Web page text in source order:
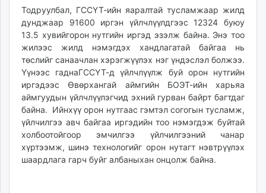
mglradio.com
fact.mn
itoim.mn
tumen.mn
shuum.mn
times.mn
tvmongolia.mn
mass.mn
unegui.mn
assa.mn
toim.mn
Тодруулбал, ГССҮТ-ийн яаралтай тусламжаар жилд
дунджаар 91600 иргэн үйлчлүүлдгээс 12324 буюу
13.5 хувийгорон нутгийн иргэд эзэлж байна. Энэ тоо
жилээс жилд нэмэгдэх хандлагатай байгаа нь
төслийг санаачлан хэрэгжүүлэх нэг үндэслэл болжээ.
Үүнээс гаднаГССҮТ-д үйлчлүүлж буй орон нутгийн
иргэдээс Өвөрхангай аймгийн БОЭТ-ийн харьяа
аймгуудын үйлчлүүлэгчид эхний гурван байрт багтдаг
байна. Ийнхүү орон нутгаас гэмтэл согогын тусламж,
үйлчилгээ авч байгаа иргэдийн тоо нэмэгдэж буйтай
холбоотойгоор эмчилгээ үйлчилгээний чанар
хүртээмж, шинэ технологийг орон нутагт нэвтрүүлэх
шаардлага гарч буйг албаныхан онцолж байна.